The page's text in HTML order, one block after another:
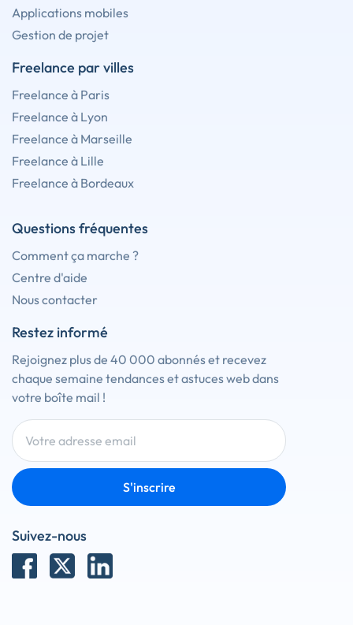
Applications mobiles
Gestion de projet
Freelance par villes
Freelance à Paris
Freelance à Lyon
Freelance à Marseille
Freelance à Lille
Freelance à Bordeaux
Questions fréquentes
Comment ça marche ?
Centre d'aide
Nous contacter
Restez informé
Rejoignez plus de 40 000 abonnés et recevez
chaque semaine tendances et astuces web dans
votre boîte mail !
S'inscrire
Suivez-nous